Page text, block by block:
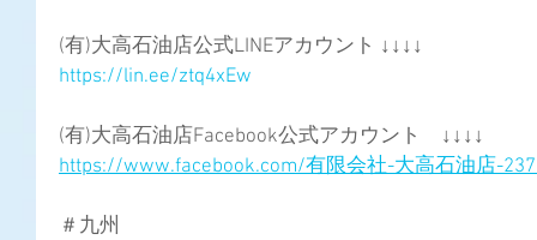
(有)大高石油店公式LINEアカウント ↓↓↓↓
https://lin.ee/ztq4xEw
(有)大高石油店Facebook公式アカウント　↓↓↓↓
https://www.facebook.com/有限会社-大高石油店-
＃九州